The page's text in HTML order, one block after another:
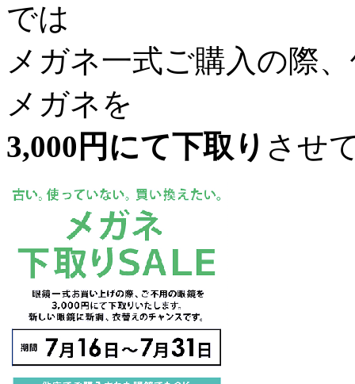
では
メガネ一式ご購入の際
メガネを
3,000円にて下取り させ